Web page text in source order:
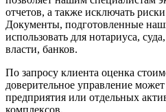
отчетов, а также исключать
Документы, подготовленные
использовать для нотариуса,
власти, банков.
По запросу клиента оценка
доверительное управление
предприятия или отдельных
Евпатория
Егорьевск
Ейск
Екатеринбург
Елец
Елизово